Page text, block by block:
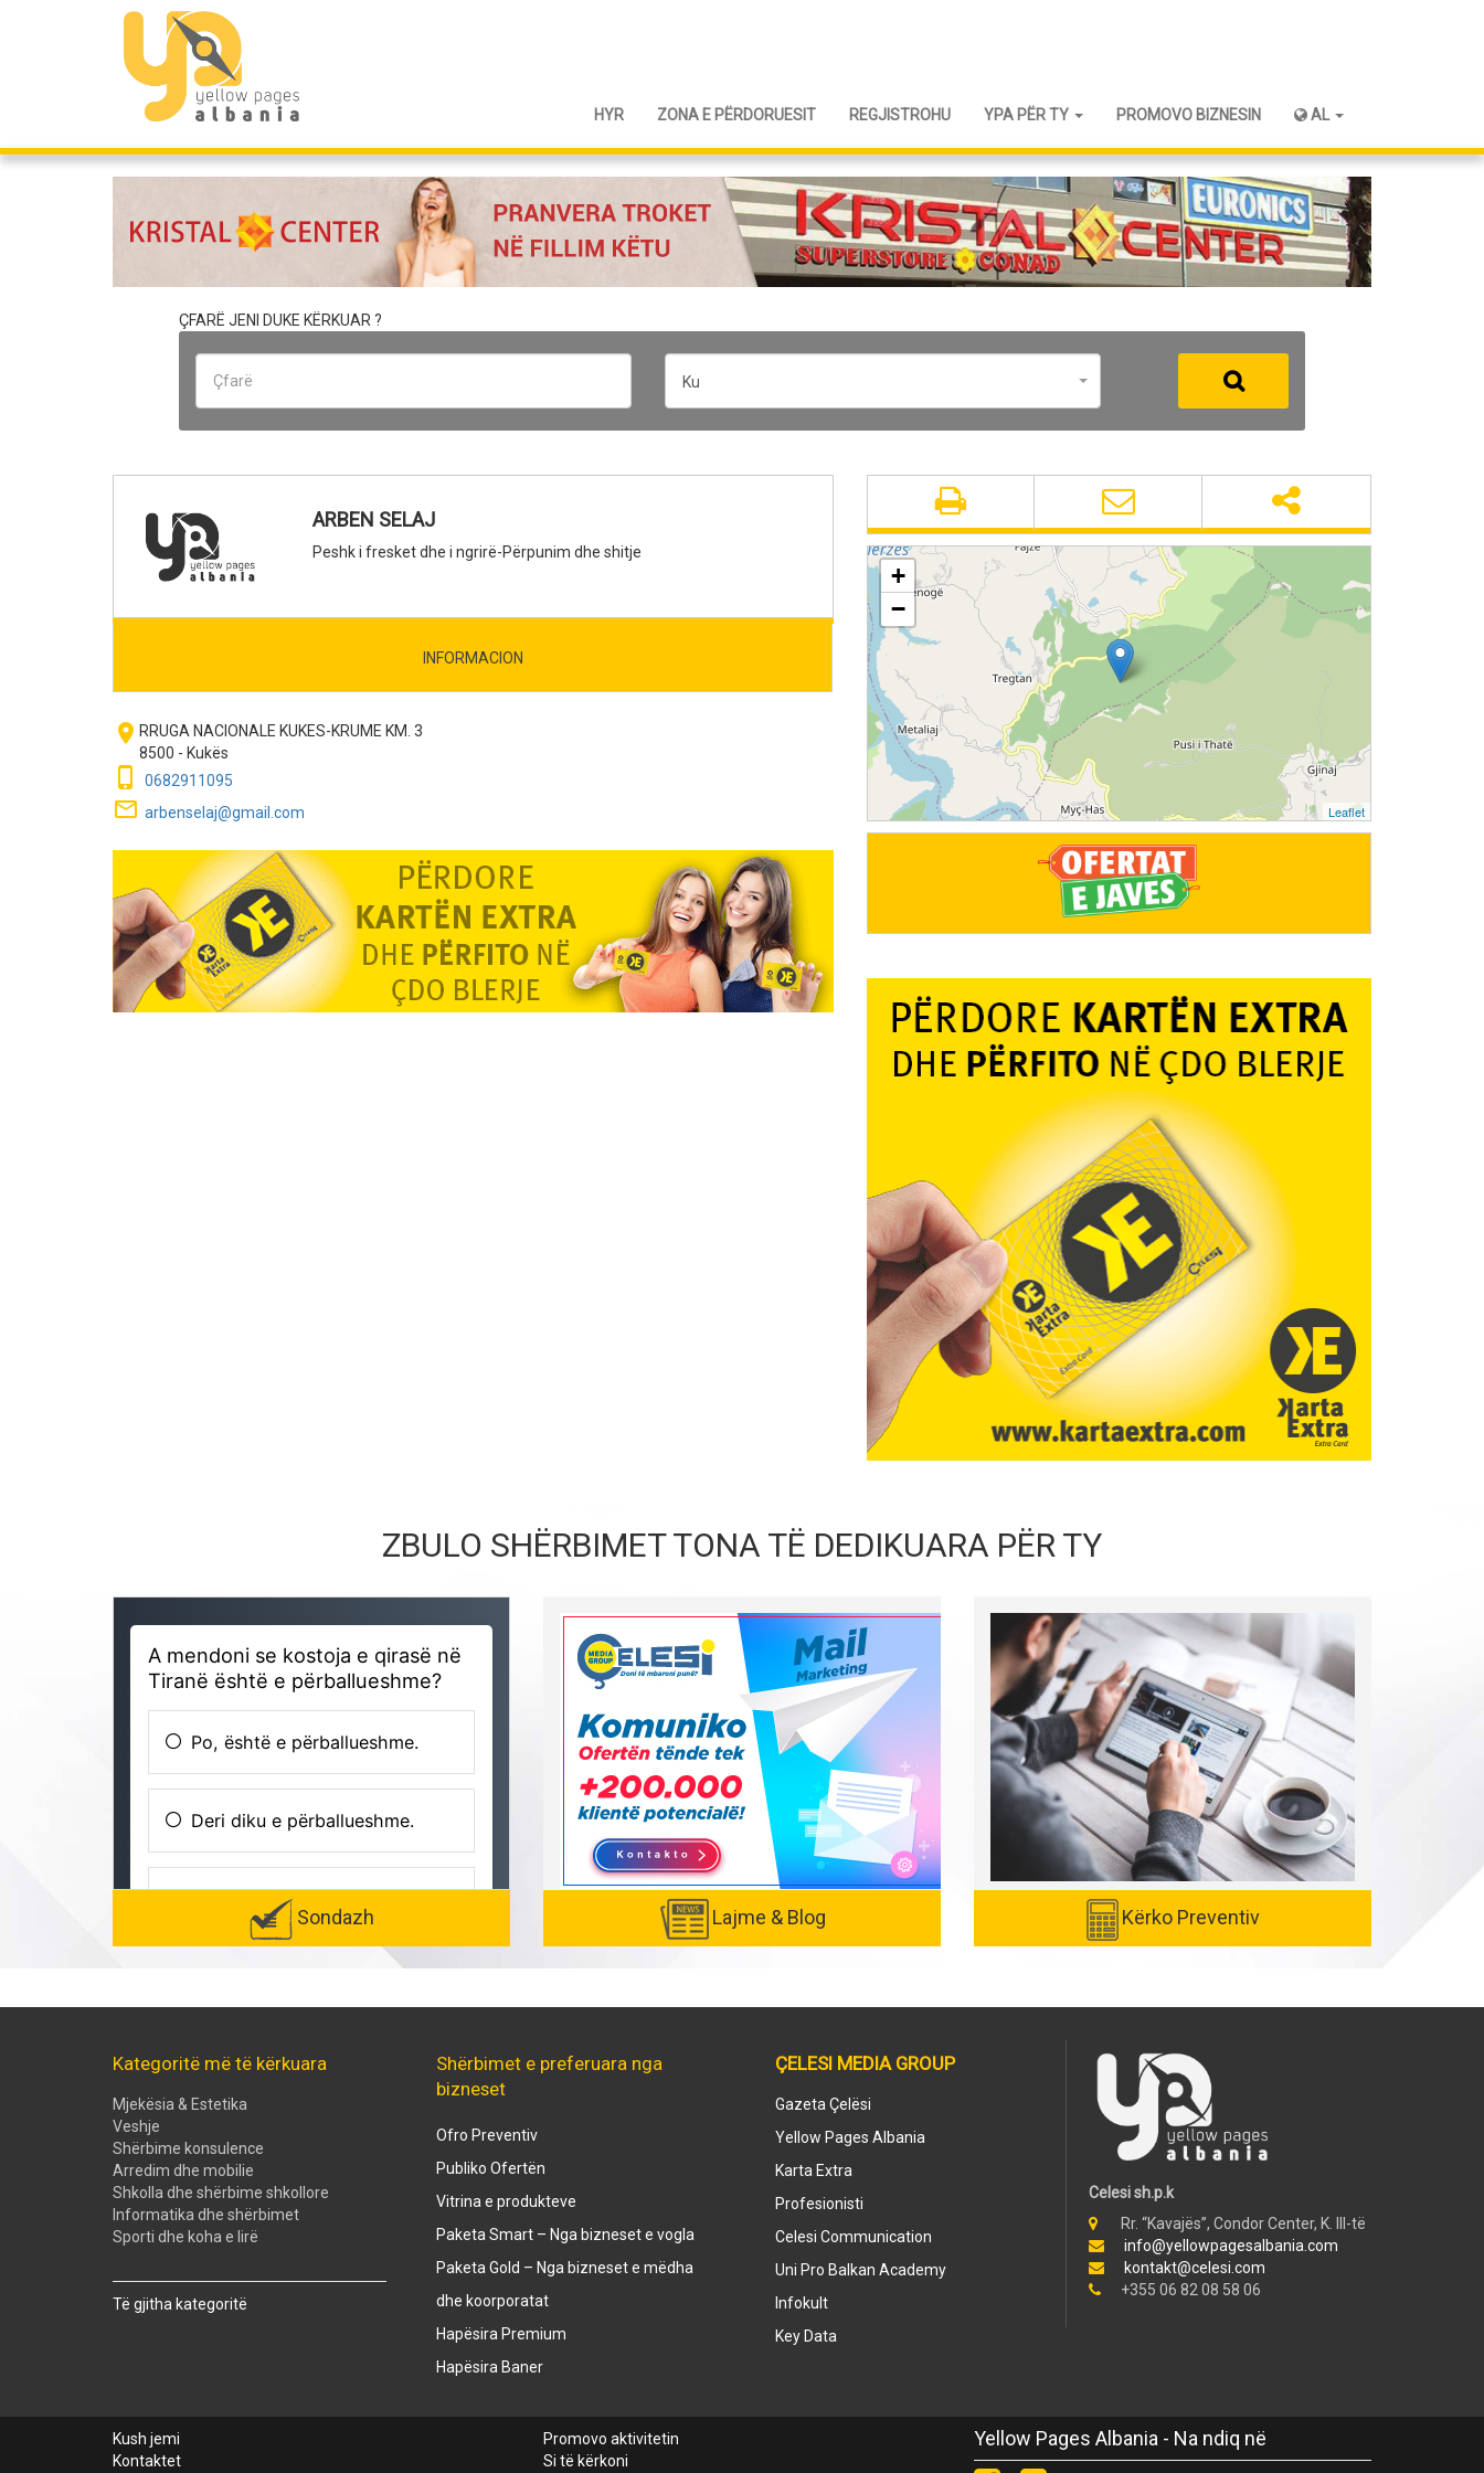
HYR ZONA E PËRDORUESIT REGJISTROHU YPA PËR TY PROMOVO BIZNESIN AL
ÇFARË JENI DUKE KËRKUAR ?
Ku
ARBEN SELAJ
Peshk i fresket dhe i ngrirë-Përpunim dhe shitje
INFORMACION
room RRUGA NACIONALE KUKES-KRUME KM. 3
8500 - Kukës
phone_iphone 0682911095
mail_outline arbenselaj@gmail.com
+
−
Leaflet
ZBULO SHËRBIMET TONA TË DEDIKUARA PËR TY
Sondazh Lajme & Blog Kërko Preventiv
Kategoritë më të kërkuara
Mjekësia & Estetika
Veshje
Shërbime konsulence
Arredim dhe mobilie
Shkolla dhe shërbime shkollore
Informatika dhe shërbimet
Sporti dhe koha e lirë
Të gjitha kategoritë
Shërbimet e preferuara nga
bizneset
Ofro Preventiv
Publiko Ofertën
Vitrina e produkteve
Paketa Smart – Nga bizneset e vogla
Paketa Gold – Nga bizneset e mëdha
dhe koorporatat
Hapësira Premium
Hapësira Baner
ÇELESI MEDIA GROUP
Gazeta Çelësi
Yellow Pages Albania
Karta Extra
Profesionisti
Celesi Communication
Uni Pro Balkan Academy
Infokult
Key Data
Celesi sh.p.k
Rr. “Kavajës”, Condor Center, K. III-të
info@yellowpagesalbania.com
kontakt@celesi.com
+355 06 82 08 58 06
Kush jemi
Kontaktet
Promovo aktivitetin
Si të kërkoni
Yellow Pages Albania - Na ndiq në